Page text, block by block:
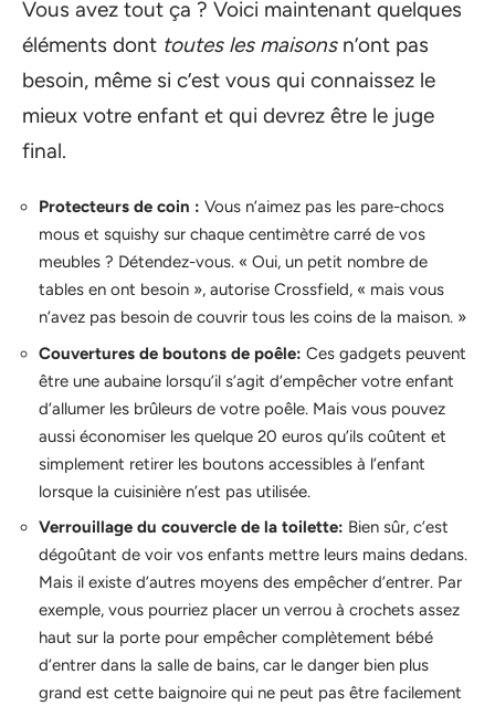
Vous avez tout ça ? Voici maintenant quelques
éléments dont toutes les maisons n’ont pas
besoin, même si c’est vous qui connaissez le
mieux votre enfant et qui devrez être le juge
final.
Protecteurs de coin : Vous n’aimez pas les pare-chocs
mous et squishy sur chaque centimètre carré de vos
meubles ? Détendez-vous. « Oui, un petit nombre de
tables en ont besoin », autorise Crossfield, « mais vous
n’avez pas besoin de couvrir tous les coins de la maison. »
Couvertures de boutons de poêle: Ces gadgets peuvent
être une aubaine lorsqu’il s’agit d’empêcher votre enfant
d’allumer les brûleurs de votre poêle. Mais vous pouvez
aussi économiser les quelque 20 euros qu’ils coûtent et
simplement retirer les boutons accessibles à l’enfant
lorsque la cuisinière n’est pas utilisée.
Verrouillage du couvercle de la toilette: Bien sûr, c’est
dégoûtant de voir vos enfants mettre leurs mains dedans.
Mais il existe d’autres moyens des empêcher d’entrer. Par
exemple, vous pourriez placer un verrou à crochets assez
haut sur la porte pour empêcher complètement bébé
d’entrer dans la salle de bains, car le danger bien plus
grand est cette baignoire qui ne peut pas être facilement